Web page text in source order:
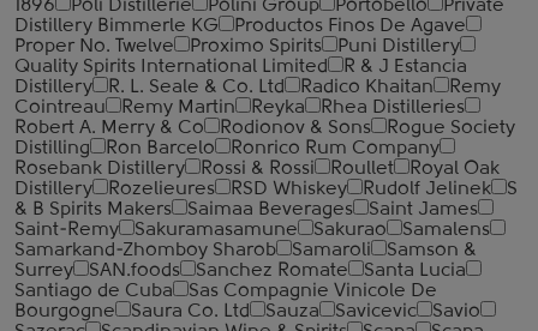
1896
Poli Distillerie Polini Group Portobello
Private
Distillery Bimmerle KG
Productos Finos De Agave
Proper No. Twelve
Proximo Spirits
Puni Distillery
Quality Spirits International Limited
R & J Estancia
Distillery
R. L. Seale & Co. Ltd Radico Khaitan
Remy
Cointreau
Remy Martin Reyka
Rhea Distilleries
Robert A. Merry & Co
Rodionov & Sons
Rogue Society
Distilling
Ron Barcelo
Ronrico Rum Company
Rosebank Distillery
Rossi & Rossi Roullet
Royal Oak
Distillery
Rozelieures RSD Whiskey Rudolf Jelinek
S
& B Spirits Makers
Saimaa Beverages
Saint James
Saint-Remy
Sakuramasamune Sakurao
Samalens
Samarkand-Zhomboy Sharob
Samaroli
Samson &
Surrey
SAN.foods Sanchez Romate
Santa Lucia
Santiago de Cuba
Sas Compagnie Vinicole De
Bourgogne
Saura Co. Ltd Sauza Savicevic
Savio